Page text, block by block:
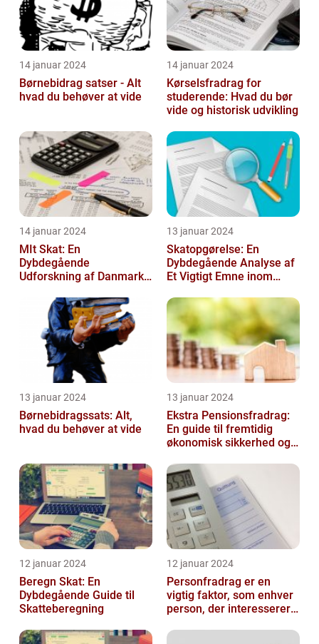
14 januar 2024
Børnebidrag satser - Alt
hvad du behøver at vide
14 januar 2024
Kørselsfradrag for
studerende: Hvad du bør
vide og historisk udvikling
14 januar 2024
MIt Skat: En
Dybdegående
Udforskning af Danmarks
13 januar 2024
Skatopgørelse: En
Dybdegående Analyse af
Et Vigtigt Emne inom
13 januar 2024
Børnebidragssats: Alt,
hvad du behøver at vide
13 januar 2024
Ekstra Pensionsfradrag:
En guide til fremtidig
økonomisk sikkerhed og
12 januar 2024
Beregn Skat: En
Dybdegående Guide til
Skatteberegning
12 januar 2024
Personfradrag er en
vigtig faktor, som enhver
person, der interesserer
personlig ...